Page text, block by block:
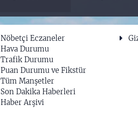
Nöbetçi Eczaneler
Hava Durumu
Trafik Durumu
Puan Durumu ve Fikstür
Tüm Manşetler
Son Dakika Haberleri
Haber Arşivi